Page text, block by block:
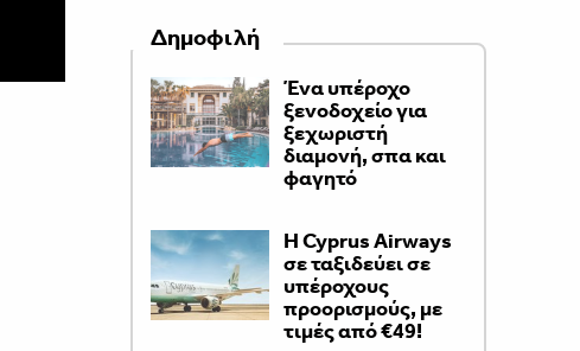
Δημοφιλή
Ένα υπέροχο
ξενοδοχείο για
ξεχωριστή
διαμονή, σπα και
φαγητό
H Cyprus Airways
σε ταξιδεύει σε
υπέροχους
προορισμούς, με
τιμές από €49!